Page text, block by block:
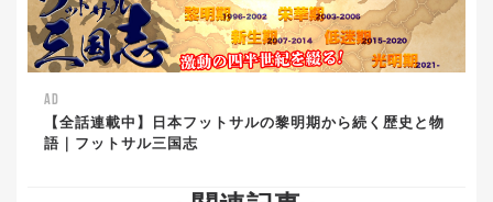
AD
【全話連載中】日本フットサルの黎明期から続く歴史と物
語｜フットサル三国志